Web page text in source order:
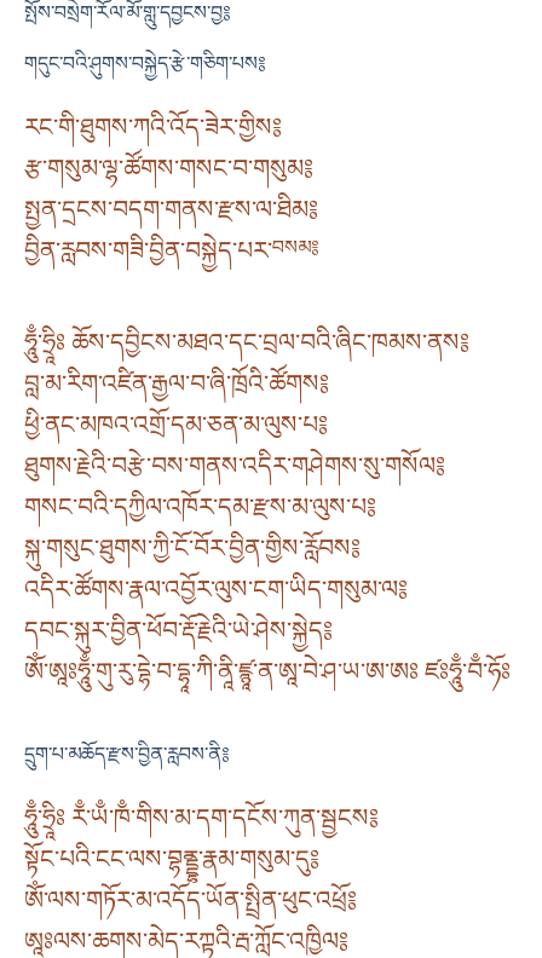
སྤོས་བསྲེག་རོལ་མོ་གླུ་དབྱངས་བྱ༔
གདུང་བའི་ཤུགས་བསྐྱེད་རྩེ་གཅིག་པས༔
རང་གི་ཐུགས་ཀའི་འོད་ཟེར་གྱིས༔
རྩ་གསུམ་ལྷ་ཚོགས་གསང་བ་གསུམ༔
སྤྱན་དྲངས་བདག་གནས་རྫས་ལ་ཐིམ༔
བྱིན་རླབས་གཟི་བྱིན་བསྐྱེད་པར་བསམ༔
ཧཱུྃ་ཧྲཱིཿ ཆོས་དབྱིངས་མཐའ་དང་བྲལ་བའི་ཞིང་ཁམས་ནས༔
བླ་མ་རིག་འཛིན་རྒྱལ་བ་ཞི་ཁྲོའི་ཚོགས༔
ཕྱི་ནང་མཁའ་འགྲོ་དམ་ཅན་མ་ལུས་པ༔
ཐུགས་རྗེའི་བརྩེ་བས་གནས་འདིར་གཤེགས་སུ་གསོལ༔
གསང་བའི་དཀྱིལ་འཁོར་དམ་རྫས་མ་ལུས་པ༔
སྐུ་གསུང་ཐུགས་ཀྱི་ངོ་བོར་བྱིན་གྱིས་རློབས༔
འདིར་ཚོགས་རྣལ་འབྱོར་ལུས་ངག་ཡིད་གསུམ་ལ༔
དབང་སྐུར་བྱིན་ཕོབ་རྡོ་རྗེའི་ཡེ་ཤེས་སྐྱེད༔
ༀ་ཨཱཿཧཱུྃ་གུ་རུ་དྷེ་བ་དྷཱ་ཀི་ནཱི་ཛྙཱ་ན་ཨཱ་བེ་ཤ་ཡ་ཨ་ཨཿ ཛཿཧཱུྃ་བྃ་ཧོཿ
དྲུག་པ་མཆོད་རྫས་བྱིན་རླབས་ནི༔
ཧཱུྃ་ཧྲཱིཿ རྃ་ཡྃ་ཁྃ་གིས་མ་དག་དངོས་ཀུན་སྦྱངས༔
སྟོང་པའི་ངང་ལས་བྷནྡྷ་རྣམ་གསུམ་དུ༔
ༀ་ལས་གཏོར་མ་འདོད་ཡོན་སྤྲིན་ཕུང་འཕྲོ༔
ཨཱཿལས་ཆགས་མེད་རཀྟའི་རྦ་ཀློང་འཁྱིལ༔